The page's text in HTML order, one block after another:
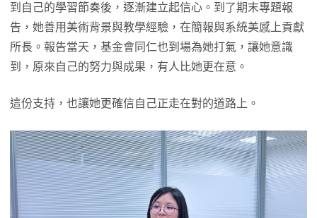
到自己的學習節奏後，逐漸建立起信心。到了期末專題報
告，她善用美術背景與教學經驗，在簡報與系統美感上貢獻
所長。報告當天，基金會同仁也到場為她打氣，讓她意識
到，原來自己的努力與成果，有人比她更在意。
這份支持，也讓她更確信自己正走在對的道路上。